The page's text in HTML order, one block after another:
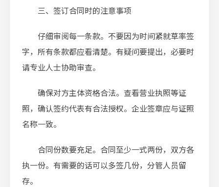
三、签订合同时的注意事项
仔细审阅每一条款。不要因为时间紧就草率签
字，所有条款都应看清楚。有疑问要提出，必要时
请专业人士协助审查。
确保对方主体资格合法。查看营业执照等证
照，确认签约代表有合法授权。企业签章应与证照
名称一致。
合同份数要充足。合同至少一式两份，双方各
执一份。有需要的话可以多签几份，分管人员留
存。